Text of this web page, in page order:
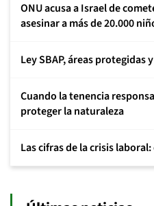
ONU acusa a Israel de
asesinar a más de 20.000
Ley SBAP, áreas protegidas
Cuando la tenencia
proteger la naturaleza
Las cifras de la crisis